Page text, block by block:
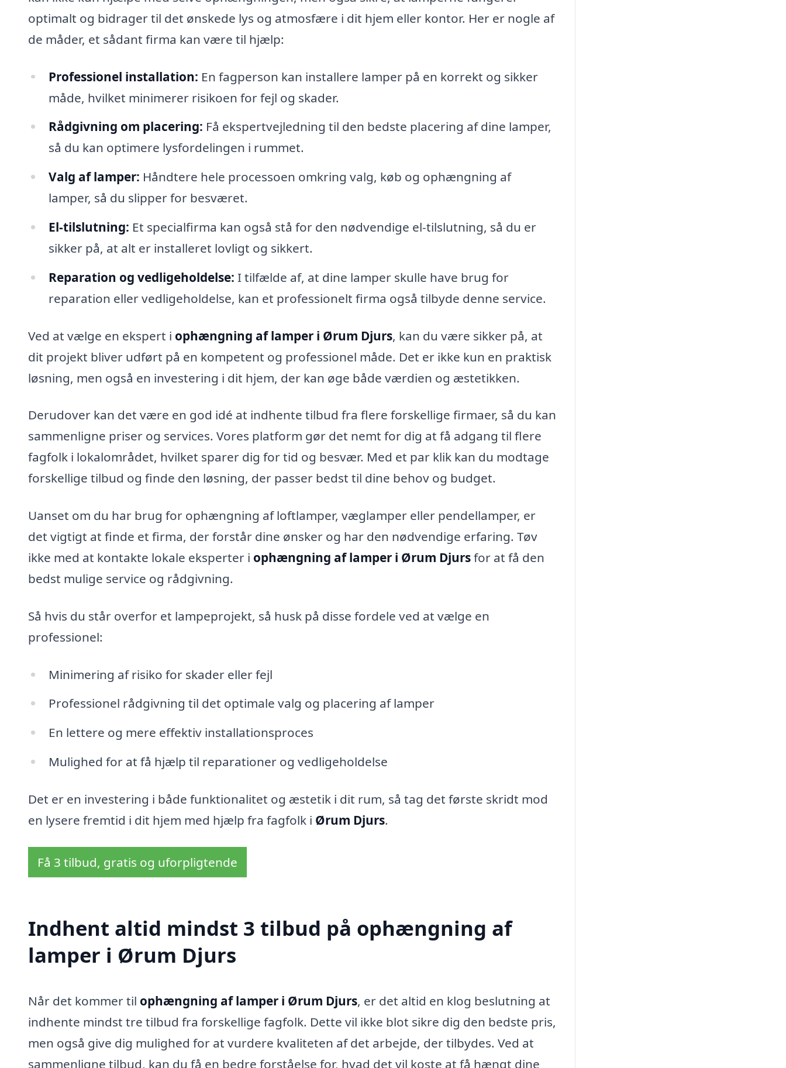
optimalt og bidrager til det ønskede lys og atmosfære i dit hjem eller kontor. Her er nogle af
de måder, et sådant firma kan være til hjælp:
Professionel installation: En fagperson kan installere lamper på en korrekt og sikker
måde, hvilket minimerer risikoen for fejl og skader.
Rådgivning om placering: Få ekspertvejledning til den bedste placering af dine lamper,
så du kan optimere lysfordelingen i rummet.
Valg af lamper: Håndtere hele processoen omkring valg, køb og ophængning af
lamper, så du slipper for besværet.
El-tilslutning: Et specialfirma kan også stå for den nødvendige el-tilslutning, så du er
sikker på, at alt er installeret lovligt og sikkert.
Reparation og vedligeholdelse: I tilfælde af, at dine lamper skulle have brug for
reparation eller vedligeholdelse, kan et professionelt firma også tilbyde denne service.
Ved at vælge en ekspert i ophængning af lamper i Ørum Djurs, kan du være sikker på, at
dit projekt bliver udført på en kompetent og professionel måde. Det er ikke kun en praktisk
løsning, men også en investering i dit hjem, der kan øge både værdien og æstetikken.
Derudover kan det være en god idé at indhente tilbud fra flere forskellige firmaer, så du kan
sammenligne priser og services. Vores platform gør det nemt for dig at få adgang til flere
fagfolk i lokalområdet, hvilket sparer dig for tid og besvær. Med et par klik kan du modtage
forskellige tilbud og finde den løsning, der passer bedst til dine behov og budget.
Uanset om du har brug for ophængning af loftlamper, væglamper eller pendellamper, er
det vigtigt at finde et firma, der forstår dine ønsker og har den nødvendige erfaring. Tøv
ikke med at kontakte lokale eksperter i ophængning af lamper i Ørum Djursfor at få den
bedst mulige service og rådgivning.
Så hvis du står overfor et lampeprojekt, så husk på disse fordele ved at vælge en
professionel:
Minimering af risiko for skader eller fejl
Professionel rådgivning til det optimale valg og placering af lamper
En lettere og mere effektiv installationsproces
Mulighed for at få hjælp til reparationer og vedligeholdelse
Det er en investering i både funktionalitet og æstetik i dit rum, så tag det første skridt mod
en lysere fremtid i dit hjem med hjælp fra fagfolk i Ørum Djurs.
Få 3 tilbud, gratis og uforpligtende
Indhent altid mindst 3 tilbud på ophængning af
lamper i Ørum Djurs
Når det kommer til ophængning af lamper i Ørum Djurs, er det altid en klog beslutning at
indhente mindst tre tilbud fra forskellige fagfolk. Dette vil ikke blot sikre dig den bedste pris,
men også give dig mulighed for at vurdere kvaliteten af det arbejde, der tilbydes. Ved at
sammenligne tilbud, kan du få en bedre forståelse for, hvad det vil koste at få hængt dine